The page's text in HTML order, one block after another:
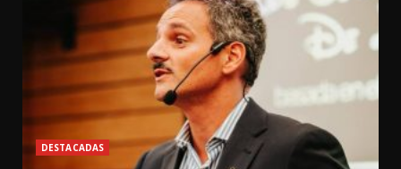
DESTACADAS